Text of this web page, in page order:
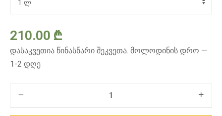
210.00 ₾
დასაკვეთია წინასწარი შეკვეთა. მოლოდინის დრო —
1-2 დღე